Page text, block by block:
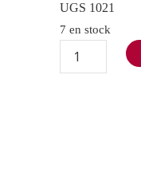
UGS 1021
7 en stock
quantité
de